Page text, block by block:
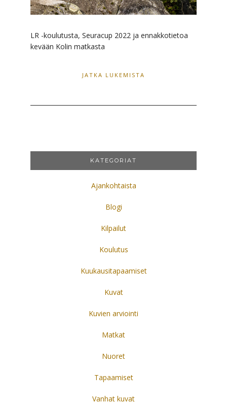
LR -koulutusta, Seuracup 2022 ja ennakkotietoa
kevään Kolin matkasta
JATKA LUKEMISTA
KATEGORIAT
Ajankohtaista
Blogi
Kilpailut
Koulutus
Kuukausitapaamiset
Kuvat
Kuvien arviointi
Matkat
Nuoret
Tapaamiset
Vanhat kuvat